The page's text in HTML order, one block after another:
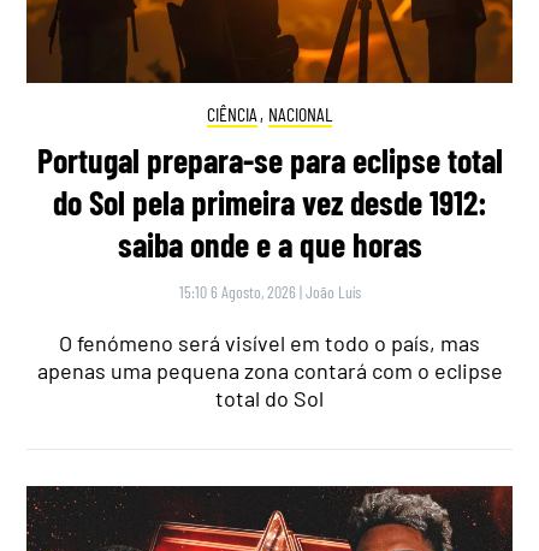
CIÊNCIA , NACIONAL
Portugal prepara-se para eclipse total
do Sol pela primeira vez desde 1912:
saiba onde e a que horas
15:10 6 Agosto, 2026 |João Luís
O fenómeno será visível em todo o país, mas
apenas uma pequena zona contará com o eclipse
total do Sol